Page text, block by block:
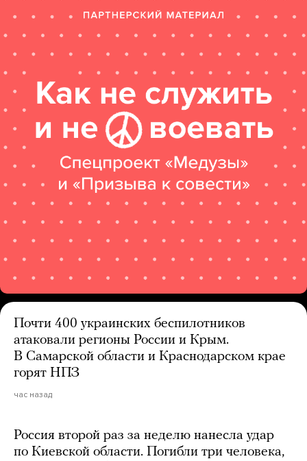
Почти 400 украинских беспилотников
атаковали регионы России и Крым.
В Самарской области и Краснодарском крае
горят НПЗ
час назад
Россия второй раз за неделю нанесла удар
по Киевской области. Погибли три человека,